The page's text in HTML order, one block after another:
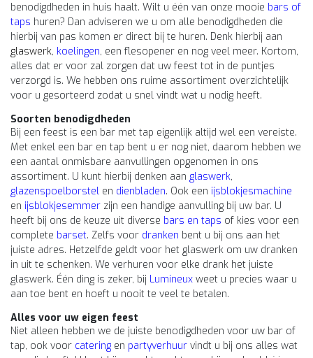
benodigdheden in huis haalt. Wilt u één van onze mooie bars of
taps huren? Dan adviseren we u om alle benodigdheden die
hierbij van pas komen er direct bij te huren. Denk hierbij aan
glaswerk, koelingen, een flesopener en nog veel meer. Kortom,
alles dat er voor zal zorgen dat uw feest tot in de puntjes
verzorgd is. We hebben ons ruime assortiment overzichtelijk
voor u gesorteerd zodat u snel vindt wat u nodig heeft.
Soorten benodigdheden
Bij een feest is een bar met tap eigenlijk altijd wel een vereiste.
Met enkel een bar en tap bent u er nog niet, daarom hebben we
een aantal onmisbare aanvullingen opgenomen in ons
assortiment. U kunt hierbij denken aan glaswerk,
glazenspoelborstel en dienbladen. Ook een ijsblokjesmachine
en ijsblokjesemmer zijn een handige aanvulling bij uw bar. U
heeft bij ons de keuze uit diverse bars en taps of kies voor een
complete barset. Zelfs voor dranken bent u bij ons aan het
juiste adres. Hetzelfde geldt voor het glaswerk om uw dranken
in uit te schenken. We verhuren voor elke drank het juiste
glaswerk. Één ding is zeker, bij Lumineux weet u precies waar u
aan toe bent en hoeft u nooit te veel te betalen.
Alles voor uw eigen feest
Niet alleen hebben we de juiste benodigdheden voor uw bar of
tap, ook voor catering en partyverhuur vindt u bij ons alles wat